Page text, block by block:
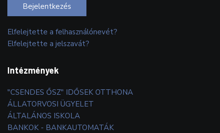
Bejelentkezés
Elfelejtette a felhasználónevét?
Elfelejtette a jelszavát?
Intézmények
"CSENDES ŐSZ" IDŐSEK OTTHONA
ÁLLATORVOSI ÜGYELET
ÁLTALÁNOS ISKOLA
BANKOK - BANKAUTOMATÁK